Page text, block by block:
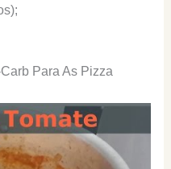
Para As Pizza